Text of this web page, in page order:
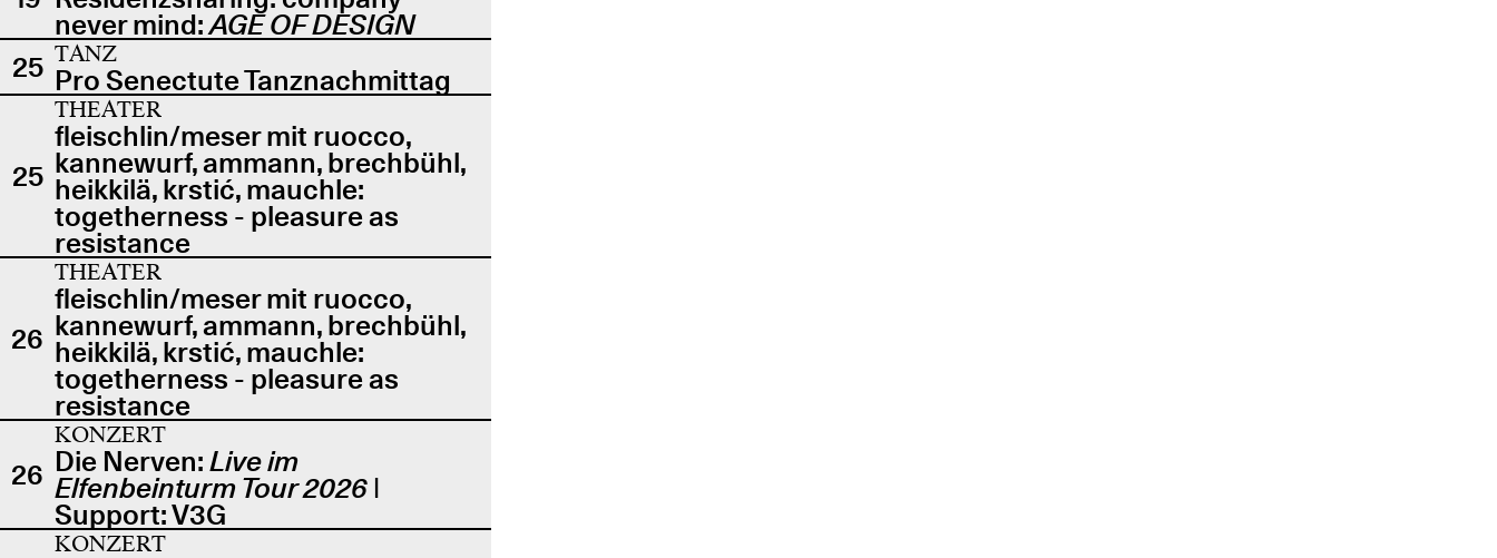
never mind:AGE OF DESIGN
25 TANZ
Pro Senectute Tanznachmittag
25
THEATER
fleischlin/meser mit ruocco,
kannewurf, ammann, brechbühl,
heikkilä, krstić, mauchle:
togetherness - pleasure as
resistance
26
THEATER
fleischlin/meser mit ruocco,
kannewurf, ammann, brechbühl,
heikkilä, krstić, mauchle:
togetherness - pleasure as
resistance
26
KONZERT
Die Nerven:Live im
Elfenbeinturm Tour 2026 |
Support: V3G
KONZERT